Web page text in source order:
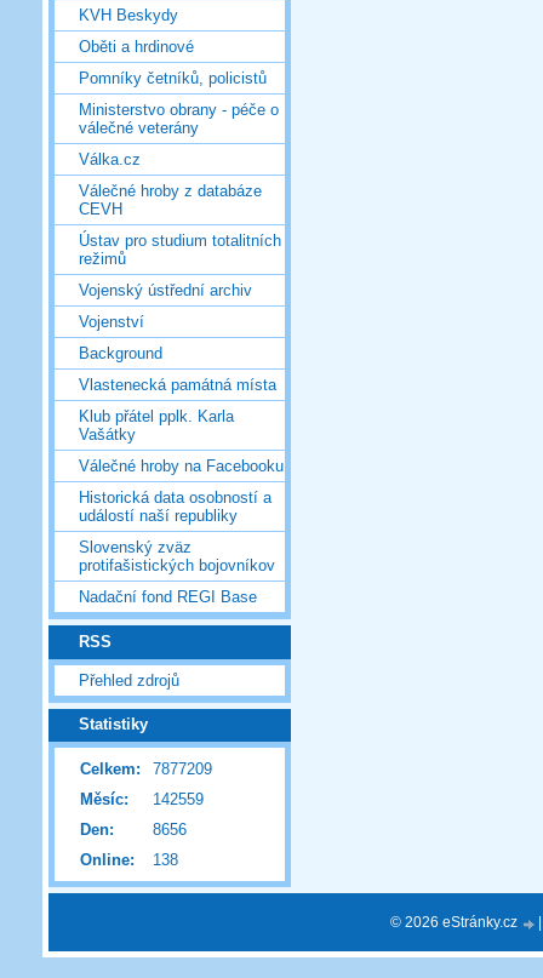
KVH Beskydy
Oběti a hrdinové
Pomníky četníků, policistů
Ministerstvo obrany - péče o
válečné veterány
Válka.cz
Válečné hroby z databáze
CEVH
Ústav pro studium totalitních
režimů
Vojenský ústřední archiv
Vojenství
Background
Vlastenecká památná místa
Klub přátel pplk. Karla
Vašátky
Válečné hroby na Facebooku
Historická data osobností a
událostí naší republiky
Slovenský zväz
protifašistických bojovníkov
Nadační fond REGI Base
RSS
Přehled zdrojů
Statistiky
Online: 138
Celkem:
7877209
Měsíc:
142559
Den:
8656
© 2026 eStránky.cz